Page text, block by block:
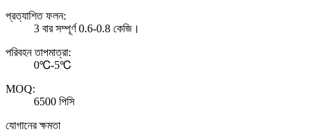
প্রত্যাশিত ফলন:
3 বার সম্পূর্ণ 0.6-0.8 কেজি।
পরিবহন তাপমাত্রা:
0℃-5℃
MOQ:
6500 পিসি
যোগানের ক্ষমতা